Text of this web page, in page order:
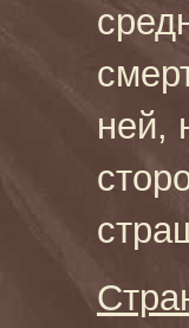
ней,